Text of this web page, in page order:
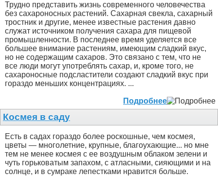
Трудно представить жизнь современного человечества
без сахароносных растений. Сахарная свекла, сахарный
тростник и другие, менее известные растения давно
служат источником получения сахара для пищевой
промышленности. В последнее время уделяется все
большее внимание растениям, имеющим сладкий вкус,
но не содержащим сахаров. Это связано с тем, что не
все люди могут употреблять сахар, и, кроме того, не
сахароносные подсластители создают сладкий вкус при
гораздо меньших концентрациях. ...
Подробнее
Космея в саду
Есть в садах гораздо более роскошные, чем космея,
цветы — многолетние, крупные, благоухающие... но мне
тем не менее космея с ее воздушным облаком зелени и
чуть горьковатым запахом, с атласными, сияющими и на
солнце, и в сумраке лепестками нравится больше.